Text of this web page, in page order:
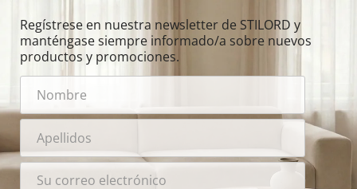
Regístrese en nuestra newsletter de STILORD y
manténgase siempre informado/a sobre nuevos
productos y promociones.